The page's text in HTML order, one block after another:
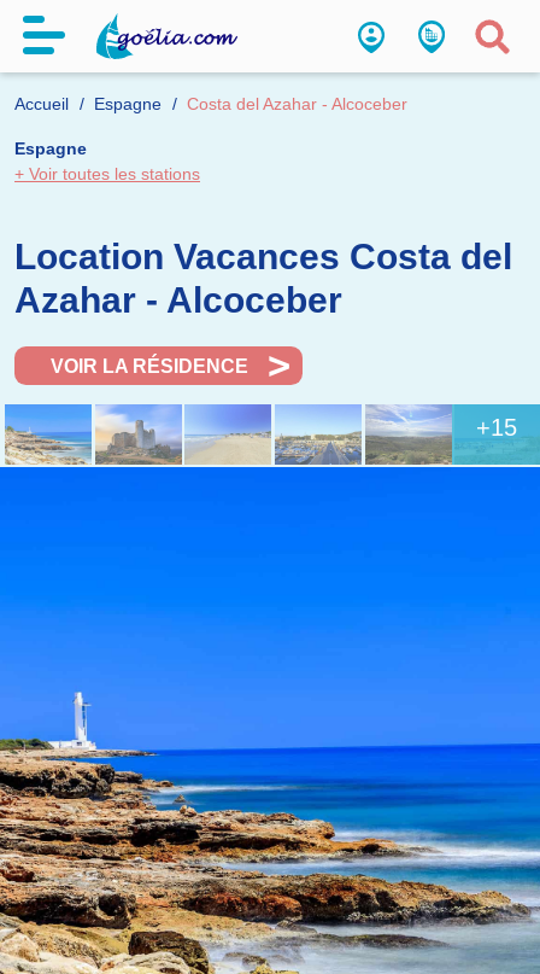
Accueil Espagne Costa del Azahar - Alcoceber
Espagne
+ Voir toutes les stations
Location Vacances Costa del
Azahar - Alcoceber
VOIR LA RÉSIDENCE
+15